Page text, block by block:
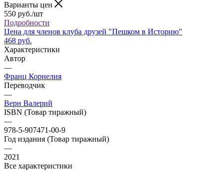
Варианты цен
550 руб./шт
Подробности
Цена для членов клуба друзей "Пешком в Историю"
468 руб.
Характеристики
Автор
—
Франц Корнелия
Переводчик
—
Верн Валерий
ISBN (Товар тиражный)
—
978-5-907471-00-9
Год издания (Товар тиражный)
—
2021
Все характеристики